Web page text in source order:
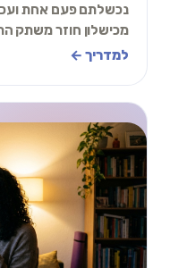
נכשלתם פעם אחת
מכישלון חוזר משתק
איך לשחרר את הפחד
למדריך ←